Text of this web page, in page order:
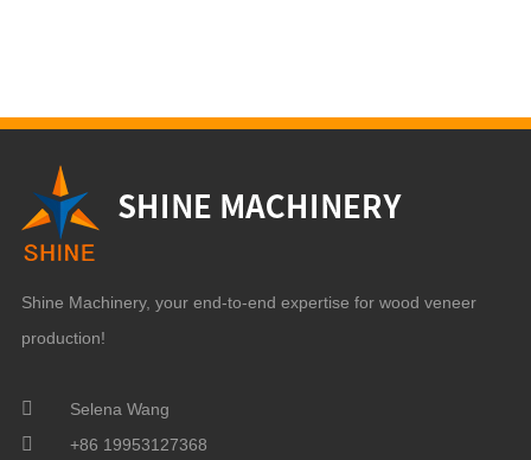
Shine Machinery, your end-to-end expertise for wood veneer
production!
Selena Wang
+86 19953127368